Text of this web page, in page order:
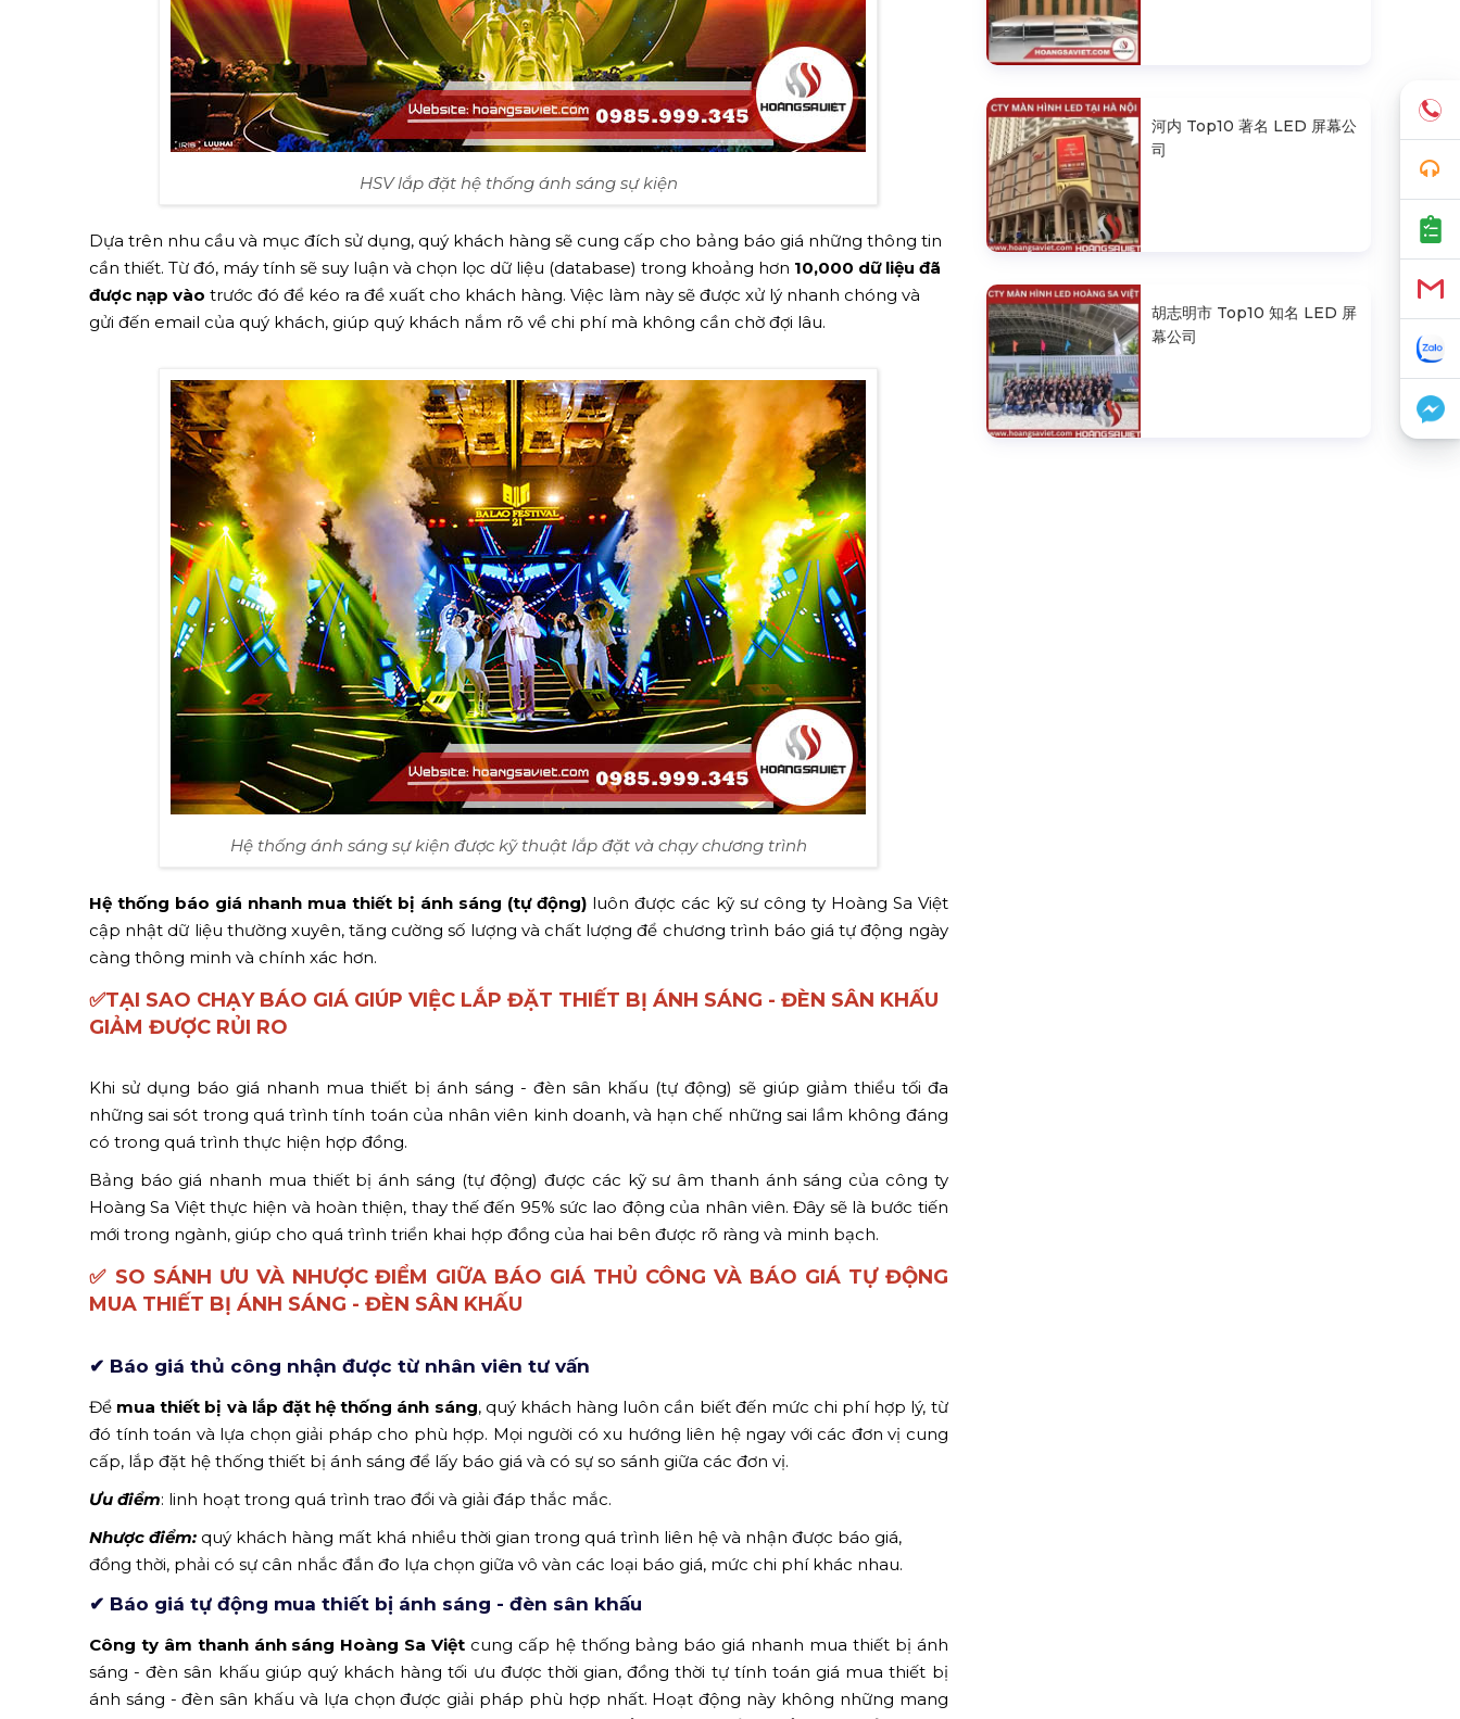
HSV lắp đặt hệ thống ánh sáng sự kiện
Dựa trên nhu cầu và mục đích sử dụng, quý khách hàng sẽ cung cấp cho bảng báo giá những thông tin
cần thiết. Từ đó, máy tính sẽ suy luận và chọn lọc dữ liệu (database) trong khoảng hơn 10,000 dữ liệu đã
được nạp vào trước đó để kéo ra đề xuất cho khách hàng. Việc làm này sẽ được xử lý nhanh chóng và
gửi đến email của quý khách, giúp quý khách nắm rõ về chi phí mà không cần chờ đợi lâu.
Hệ thống ánh sáng sự kiện được kỹ thuật lắp đặt và chạy chương trình
Hệ thống báo giá nhanh mua thiết bị ánh sáng (tự động)luôn được các kỹ sư công ty Hoàng Sa Việt
cập nhật dữ liệu thường xuyên, tăng cường số lượng và chất lượng để chương trình báo giá tự động ngày
càng thông minh và chính xác hơn.
✅TẠI SAO CHẠY BÁO GIÁ GIÚP VIỆC LẮP ĐẶT THIẾT BỊ ÁNH SÁNG - ĐÈN SÂN KHẤU
GIẢM ĐƯỢC RỦI RO
Khi sử dụng báo giá nhanh mua thiết bị ánh sáng - đèn sân khấu (tự động) sẽ giúp giảm thiểu tối đa
những sai sót trong quá trình tính toán của nhân viên kinh doanh, và hạn chế những sai lầm không đáng
có trong quá trình thực hiện hợp đồng.
Bảng báo giá nhanh mua thiết bị ánh sáng (tự động) được các kỹ sư âm thanh ánh sáng của công ty
Hoàng Sa Việt thực hiện và hoàn thiện, thay thế đến 95% sức lao động của nhân viên. Đây sẽ là bước tiến
mới trong ngành, giúp cho quá trình triển khai hợp đồng của hai bên được rõ ràng và minh bạch.
✅ SO SÁNH ƯU VÀ NHƯỢC ĐIỂM GIỮA BÁO GIÁ THỦ CÔNG VÀ BÁO GIÁ TỰ ĐỘNG
MUA THIẾT BỊ ÁNH SÁNG - ĐÈN SÂN KHẤU
✔ Báo giá thủ công nhận được từ nhân viên tư vấn
Để mua thiết bị và lắp đặt hệ thống ánh sáng, quý khách hàng luôn cần biết đến mức chi phí hợp lý, từ
đó tính toán và lựa chọn giải pháp cho phù hợp. Mọi người có xu hướng liên hệ ngay với các đơn vị cung
cấp, lắp đặt hệ thống thiết bị ánh sáng để lấy báo giá và có sự so sánh giữa các đơn vị.
Ưu điểm: linh hoạt trong quá trình trao đổi và giải đáp thắc mắc.
Nhược điểm: quý khách hàng mất khá nhiều thời gian trong quá trình liên hệ và nhận được báo giá,
đồng thời, phải có sự cân nhắc đắn đo lựa chọn giữa vô vàn các loại báo giá, mức chi phí khác nhau.
✔ Báo giá tự động mua thiết bị ánh sáng - đèn sân khấu
Công ty âm thanh ánh sáng Hoàng Sa Việt cung cấp hệ thống bảng báo giá nhanh mua thiết bị ánh
sáng - đèn sân khấu giúp quý khách hàng tối ưu được thời gian, đồng thời tự tính toán giá mua thiết bị
ánh sáng - đèn sân khấu và lựa chọn được giải pháp phù hợp nhất. Hoạt động này không những mang
河内 Top10 著名 LED 屏幕公
司
胡志明市 Top10 知名 LED 屏
幕公司